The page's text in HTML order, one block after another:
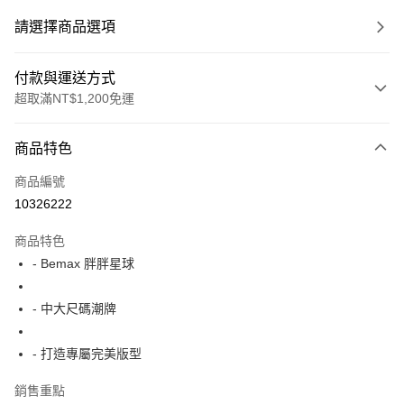
請選擇商品選項
付款與運送方式
超取滿NT$1,200免運
信用卡一次付款
超商取貨付款
Apple Pay
街口支付
AFTEE先享後付
相關說明
商品特色
商品編號
10326222
商品特色
- Bemax 胖胖星球
- 中大尺碼潮牌
- 打造專屬完美版型
銷售重點